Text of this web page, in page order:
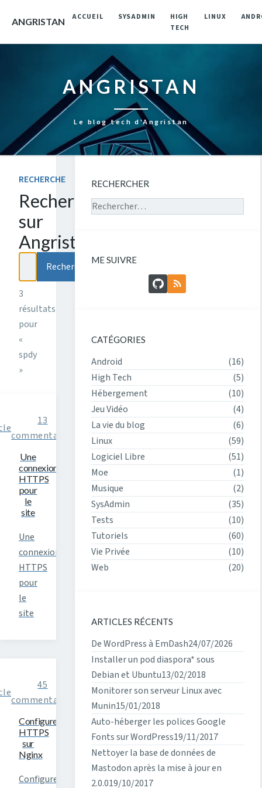
ANGRISTAN ACCUEIL SYSADMIN
HIGH
TECH
LINUX
ANGRISTAN
Le blog tech d'Angristan
RECHERCHE
Rechercher
sur
Angristan
Rechercher
3
résultats
pour
«
spdy
»
13
commentaires
Une
connexion
HTTPS
pour
le
site
Une
connexion
HTTPS
pour
le
site
45
commentaires
Configurer
HTTPS
sur
Nginx
Configurer
RECHERCHER
Rechercher sur le site
ME SUIVRE
GitHubFlux RSS
CATÉGORIES
Android
(16)
High Tech
(5)
Hébergement
(10)
Jeu Vidéo
(4)
La vie du blog
(6)
Linux
(59)
Logiciel Libre
(51)
Moe
(1)
Musique
(2)
SysAdmin
(35)
Tests
(10)
Tutoriels
(60)
Vie Privée
(10)
Web
(20)
ARTICLES RÉCENTS
De WordPress à EmDash24/07/2026
Installer un pod diaspora* sous
Debian et Ubuntu13/02/2018
Monitorer son serveur Linux avec
Munin15/01/2018
Auto-héberger les polices Google
Fonts sur WordPress19/11/2017
Nettoyer la base de données de
Mastodon après la mise à jour en
2.0.019/10/2017